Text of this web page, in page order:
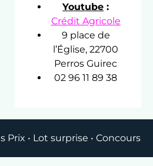
Youtube :
Crédit Agricole
9 place de
l’Église, 22700
Perros Guirec
02 96 11 89 38
Prix • Lot surprise • Concours